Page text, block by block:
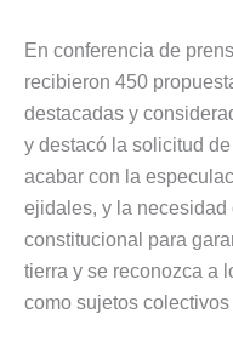
En conferencia de
recibieron 450
destacadas y
y destacó la solicitud
acabar con la
ejidales, y la necesidad
constitucional para
tierra y se reconozca a
como sujetos